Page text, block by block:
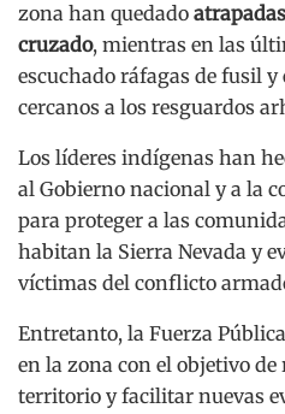
zona han quedado
cruzado, mientras en las
escuchado ráfagas de fusil y
cercanos a los resguardos
Los líderes indígenas han
al Gobierno nacional y a la
para proteger a las
habitan la Sierra Nevada y
víctimas del conflicto
Entretanto, la Fuerza
en la zona con el objetivo
territorio y facilitar nuevas